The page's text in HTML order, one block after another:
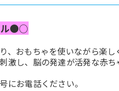
ル●○
、おもちゃを使いながら楽し
激し、脳の発達が活発な赤ち
にお電話ください。